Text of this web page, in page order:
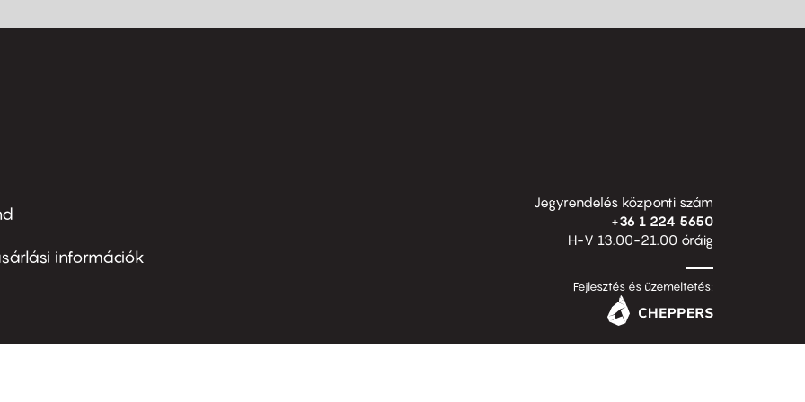
információk
Jegyrendelés központi szám
+36 1 224 5650
H-V 13.00-21.00 óráig
Fejlesztés és üzemeltetés: